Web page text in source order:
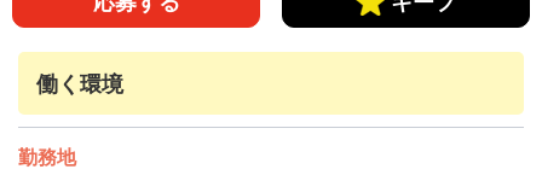
働く環境
勤務地